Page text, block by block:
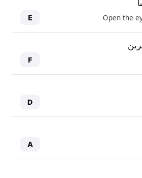
Open the
E
F
D
A